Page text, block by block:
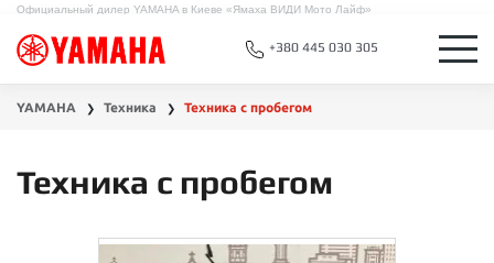
Официальный дилер YAMAHA в Киеве «Ямаха ВИДИ Мото Лайф»
+380 445 030 305
YAMAHA ❯ Техника ❯ Техника с пробегом
Техника с пробегом